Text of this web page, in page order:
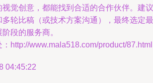
觉创意，都能找到合适的合作伙伴。建议
轮比稿（或技术方案沟通），最终选定最
段的服务商。
http://www.mala518.com/product/87.html
04:45:22